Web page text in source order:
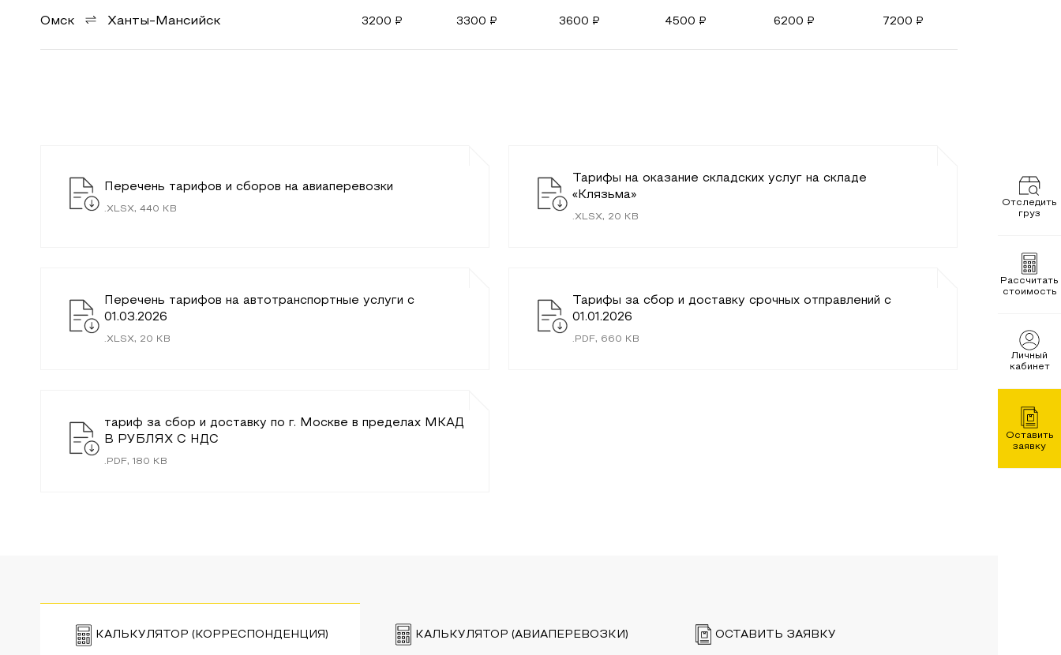
Отследить
груз
Рассчитать
стоимость
Личный
кабинет
Оставить
заявку
Омск Ханты-Мансийск 3200 ₽ 3300 ₽ 3600 ₽ 4500 ₽ 6200 ₽ 7200 ₽
Перечень тарифов и сборов на авиаперевозки
XLSX, 440 KB
Тарифы на оказание складских услуг на складе
«Клязьма»
. XLSX, 20 KB
Перечень тарифов на автотранспортные услуги c
01.03.2026
. XLSX, 20 KB
Тарифы за сбор и доставку срочных отправлений с
01.01.2026
. PDF, 660 KB
тариф за сбор и доставку по г. Москве в пределах МКАД
В РУБЛЯХ С НДС
. PDF, 180 KB
КАЛЬКУЛЯТОР (КОРРЕСПОНДЕНЦИЯ) КАЛЬКУЛЯТОР (АВИАПЕРЕВОЗКИ) ОСТАВИТЬ ЗАЯВКУ